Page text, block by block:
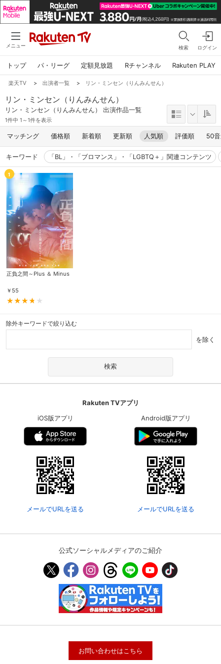
メニュー 検索 ログイン
トップ パ・リーグ 定額見放題 Rチャンネル Rakuten PLAY
楽天TV > 出演者一覧 > リン・ミンセン（りんみんせん）
リン・ミンセン（りんみんせん）
リン・ミンセン（りんみんせん） 出演作品一覧
1件中 1～1件を表示
マッチング 価格順 新着順 更新順 人気順 評価順 50
キーワード 「BL」・「ブロマンス」・「LGBTQ＋」関連コンテンツ
1
正負之間～Plus ＆ Minus
￥ 55
除外キーワードで絞り込む
を除く
Rakuten TVアプリ
iOS版アプリ
メールでURLを送る
Android版アプリ
メールでURLを送る
公式ソーシャルメディアのご紹介
お問い合わせはこちら